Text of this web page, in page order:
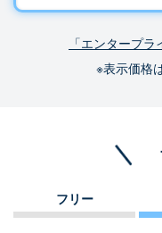
「エンタープ
※表示価格
フリー